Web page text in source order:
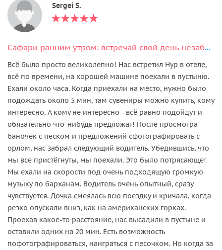
Sergei S.
Сафари ранним утром: встречай свой день незабываемо
Всё было просто великолепно! Нас встретил Нур в отеле,
всё по времени, на хорошей машине поехали в пустыню.
Ехали около часа. Когда приехали на место, нужно было
подождать около 5 мин, там сувениры можно купить, кому
интересно. А кому не интересно - всё равно подойдут и
обязательно что-нибудь предложат! После просмотра
баночек с песком и предложений сфотографировать с
орлом, нас забрал следующий водитель. Убедившись, что
мы все пристёгнуты, мы поехали. Это было потрясающе!
Мы ехали на скорости под очень подходящую громкую
музыку по барханам. Водитель очень опытный, сразу
чувствуется. Дочка смеялась всю поездку и кричала, когда
резко опускали вниз, как на американских горках.
Проехав какое-то расстояние, нас высадили в пустыне и
оставили одних на 20 мин. Есть возможность
пофотографироваться, наиграться с песочком. Но когда за